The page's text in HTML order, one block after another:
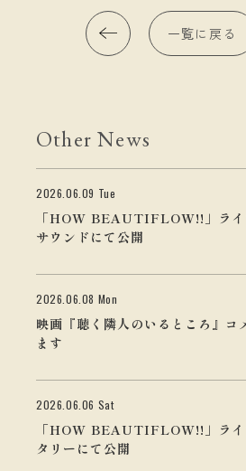
一覧に戻る
Other News
2026.06.09 Tue
「HOW BEAUTIFLOW!!」ライ
サウンドにて公開
2026.06.08 Mon
映画『聴く隣人のいるところ』コ
ます
2026.06.06 Sat
「HOW BEAUTIFLOW!!」ライ
タリーにて公開